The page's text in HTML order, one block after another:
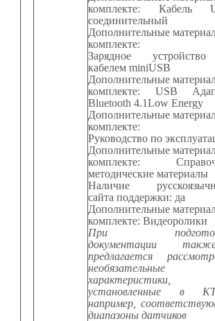
комплекте: Кабель
соединительный
Дополнительные
комплекте:
Зарядное
кабелем miniUSB
Дополнительные
комплекте: USB
Bluetooth 4.1Low Energy
Дополнительные
комплекте:
Руководство по
Дополнительные
комплекте:
методические материалы
Наличие
сайта поддержки: да
Дополнительные
комплекте: Видеоролики
При
документации
предлагается
необязательные
характеристики,
установленные в
например,
диапазоны датчиков